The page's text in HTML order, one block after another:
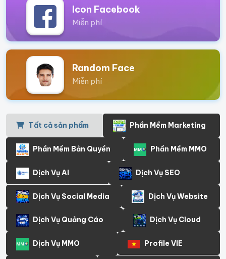
Icon Facebook
Miễn phí
Random Face
Miễn phí
Tất cả sản phẩm Phần Mềm Marketing
Phần Mềm Bản Quyền Phần Mềm MMO
Dịch Vụ AI Dịch Vụ SEO
Dịch Vụ Social Media Dịch Vụ Website
Dịch Vụ Quảng Cáo Dịch Vụ Cloud
Dịch Vụ MMO Profile VIE